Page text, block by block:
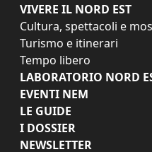
VIVERE IL NORD EST
Cultura, spettacoli e
Turismo e itinerari
Tempo libero
LABORATORIO NORD
EVENTI NEM
LE GUIDE
I DOSSIER
NEWSLETTER